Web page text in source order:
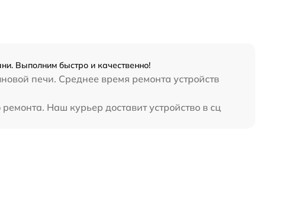
Выполним быстро и качественно!
печи. Среднее время ремонта устройств
Наш курьер доставит устройство в сц